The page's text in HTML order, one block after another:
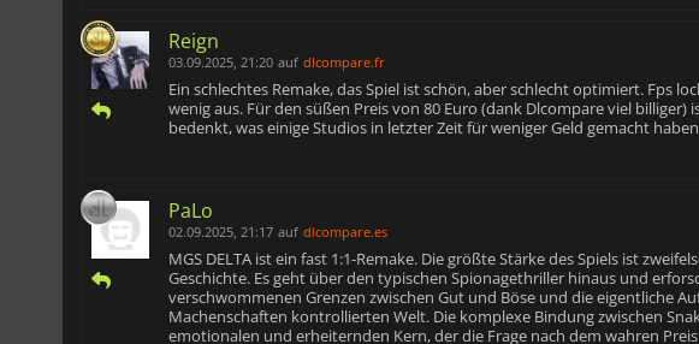
Reign
03.09.2025, 21:20 auf dlcompare.fr
Ein schlechtes Remake, das Spiel ist schön, aber schlecht optimiert. Fps
wenig aus. Für den süßen Preis von 80 Euro (dank Dlcompare viel billiger)
bedenkt, was einige Studios in letzter Zeit für weniger Geld gemacht
PaLo
02.09.2025, 21:17 auf dlcompare.es
MGS DELTA ist ein fast 1:1-Remake. Die größte Stärke des Spiels ist
Geschichte. Es geht über den typischen Spionagethriller hinaus und
verschwommenen Grenzen zwischen Gut und Böse und die eigentliche
Machenschaften kontrollierten Welt. Die komplexe Bindung zwischen
emotionalen und erheiternden Kern, der die Frage nach dem wahren